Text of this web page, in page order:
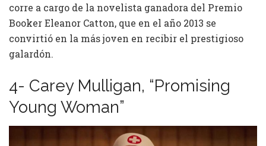
corre a cargo de la novelista ganadora del Premio
Booker Eleanor Catton, que en el año 2013 se
convirtió en la más joven en recibir el prestigioso
galardón.
4- Carey Mulligan, “Promising
Young Woman”